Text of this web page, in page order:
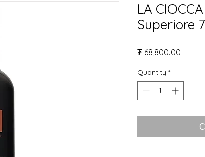
LA
Superiore
₮ 68,800.00
Quantity *